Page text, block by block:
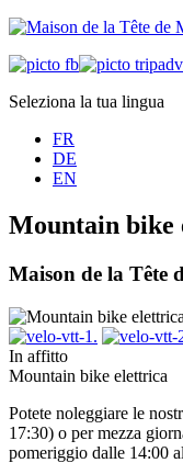
Seleziona la tua lingua
FR
DE
EN
Mountain bike
Maison de la Tête
In affitto
Mountain bike elettrica
Potete noleggiare le
17:30) o per mezza
pomeriggio dalle 14:00